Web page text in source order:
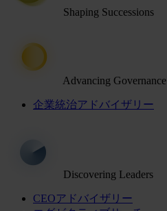
Shaping Successions
Advancing Governance
企業統治アドバイザリー
Discovering Leaders
CEOアドバイザリー